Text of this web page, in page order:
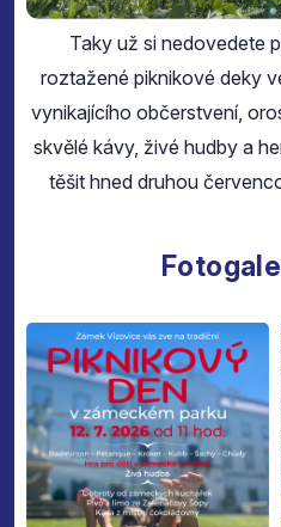
Taky už si nedovedete
roztažené piknikové deky
vynikajícího občerstvení,
skvělé kávy, živé hudby a
těšit hned druhou